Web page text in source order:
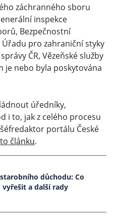
záchranného sboru
inspekce
Bezpečnostní
pro zahraniční styky
ČR, Vězeňské služby
je nebo byla poskytována
úředníky,
i to, jak z celého procesu
portálu České
článku.
důchodu: Co
vyřešit a další rady